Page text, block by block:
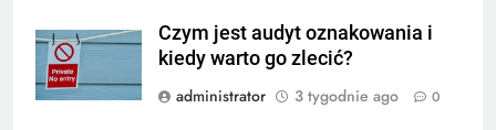
Czym jest audyt oznakowania i
kiedy warto go zlecić?
administrator
3 tygodnie ago 0